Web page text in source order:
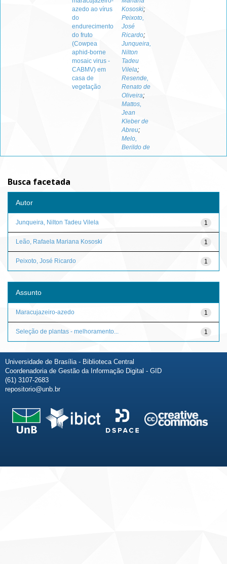
azedo ao vírus
do
endurecimento
do fruto
(Cowpea
aphid-borne
mosaic virus -
CABMV) em
casa de
vegetação
Kososki;
Peixoto,
José
Ricardo;
Junqueira,
Nilton
Tadeu
Vilela;
Resende,
Renato de
Oliveira;
Mattos,
Jean
Kleber de
Abreu;
Melo,
Berildo de
Busca facetada
Autor
1
Junqueira, Nilton Tadeu Vilela
1
Leão, Rafaela Mariana Kososki
1
Peixoto, José Ricardo
Assunto
1
Maracujazeiro-azedo
1
Seleção de plantas - melhoramento...
Universidade de Brasília - Biblioteca Central
Coordenadoria de Gestão da Informação Digital - GID
(61) 3107-2683
repositorio@unb.br